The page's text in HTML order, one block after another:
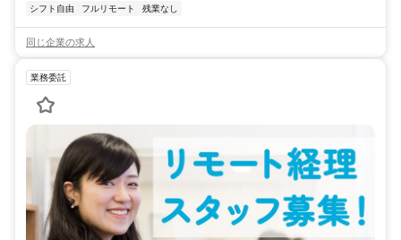
シフト自由 フルリモート 残業なし
同じ企業の求人
業務委託